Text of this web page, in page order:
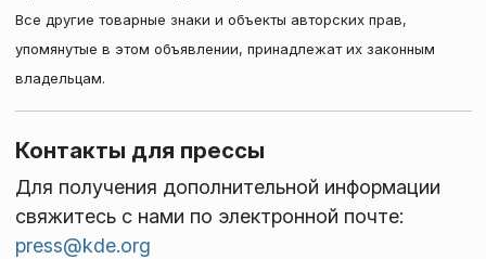
Все другие товарные знаки и объекты авторских прав,
упомянутые в этом объявлении, принадлежат их законным
владельцам.
Контакты для прессы
Для получения дополнительной информации
свяжитесь с нами по электронной почте:
press@kde.org